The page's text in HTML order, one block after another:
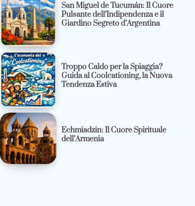
San Miguel de Tucumán: Il Cuore
Pulsante dell’Indipendenza e il
Giardino Segreto d’Argentina
Troppo Caldo per la Spiaggia?
Guida al Coolcationing, la Nuova
Tendenza Estiva
Echmiadzin: Il Cuore Spirituale
dell’Armenia